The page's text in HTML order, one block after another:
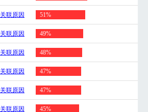
关联原因 51%
关联原因 49%
关联原因 48%
关联原因 47%
关联原因 47%
关联原因 45%